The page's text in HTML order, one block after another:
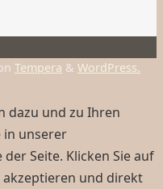
Tempera & WordPress.
dazu und zu Ihren
in unserer
Seite. Klicken Sie auf
akzeptieren und direkt